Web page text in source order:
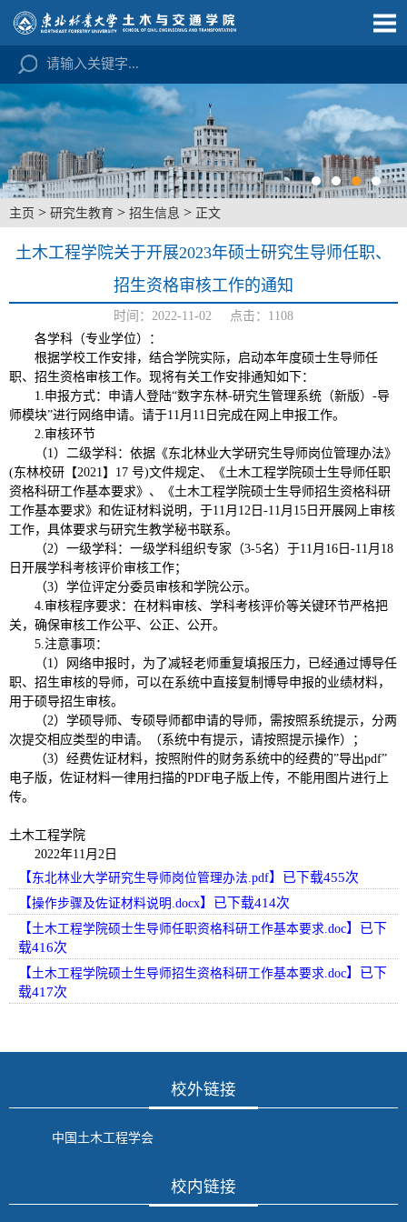
主页 > 研究生教育 > 招生信息 > 正文
土木工程学院关于开展2023年硕士研究生导师任职、
招生资格审核工作的通知
时间：2022-11-02 点击： 1108
各学科（专业学位）：
根据学校工作安排，结合学院实际，启动本年度硕士生导师任
职、招生资格审核工作。现将有关工作安排通知如下：
1.申报方式：申请人登陆“数字东林-研究生管理系统（新版）-导
师模块”进行网络申请。请于11月11日完成在网上申报工作。
2.审核环节
（1）二级学科：依据《东北林业大学研究生导师岗位管理办法》
(东林校研【2021】17 号)文件规定、《土木工程学院硕士生导师任职
资格科研工作基本要求》、《土木工程学院硕士生导师招生资格科研
工作基本要求》和佐证材料说明，于11月12日-11月15日开展网上审核
工作，具体要求与研究生教学秘书联系。
（2）一级学科：一级学科组织专家（3-5名）于11月16日-11月18
日开展学科考核评价审核工作；
（3）学位评定分委员审核和学院公示。
4.审核程序要求：在材料审核、学科考核评价等关键环节严格把
关，确保审核工作公平、公正、公开。
5.注意事项：
（1）网络申报时，为了减轻老师重复填报压力，已经通过博导任
职、招生审核的导师，可以在系统中直接复制博导申报的业绩材料，
用于硕导招生审核。
（2）学硕导师、专硕导师都申请的导师，需按照系统提示，分两
次提交相应类型的申请。（系统中有提示，请按照提示操作）；
（3）经费佐证材料，按照附件的财务系统中的经费的”导出pdf”
电子版，佐证材料一律用扫描的PDF电子版上传，不能用图片进行上
传。
土木工程学院
2022年11月2日
【 东北林业大学研究生导师岗位管理办法.pdf】已下载455次
【操作步骤及佐证材料说明.docx】已下载414次
【 土木工程学院硕士生导师任职资格科研工作基本要求.doc】已下
载416次
【 土木工程学院硕士生导师招生资格科研工作基本要求.doc】已下
载417次
校外链接
中国土木工程学会
校内链接